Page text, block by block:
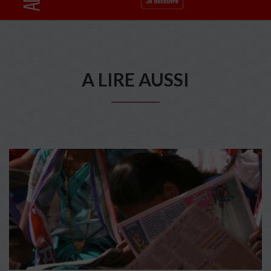
A LIRE AUSSI